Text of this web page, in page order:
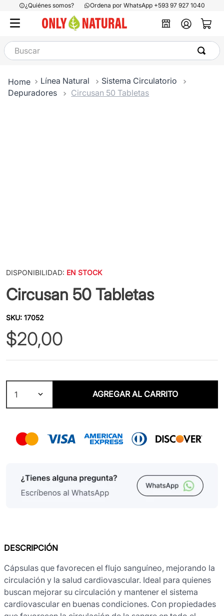
¿Quiénes somos? Ordena por WhatsApp +593 97 927 1040
Buscar
Línea Natural
Sistema Circulatorio
Depuradores
Circusan 50 Tabletas
DISPONIBILIDAD: EN STOCK
Circusan 50 Tabletas
SKU:17052
$20,00
1 AGREGAR AL CARRITO
DESCRIPCIÓN
Cápsulas que favorecen el flujo sanguíneo, mejorando la
circulación y la salud cardiovascular. Ideal para quienes
buscan mejorar su circulación y mantener el sistema
cardiovascular en buenas condiciones. Con propiedades